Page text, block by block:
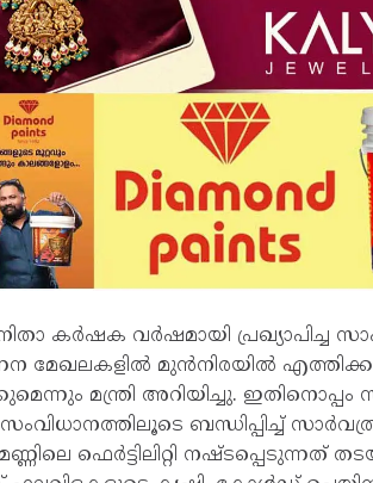
കർഷക വർഷമായി പ്രഖ്യാപിച്ച
മേഖലകളിൽ മുൻനിരയിൽ
മന്ത്രി അറിയിച്ചു.
ബന്ധിപ്പിച്ച്
ഫെർട്ടിലിറ്റി നഷ്ടപ്പെടുന്നത്